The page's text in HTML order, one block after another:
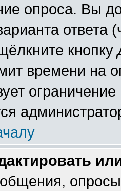
опроса. Вы
ответа
кнопку
времени на